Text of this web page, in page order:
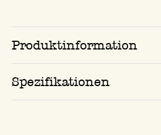
Produktinformation
Spezifikationen